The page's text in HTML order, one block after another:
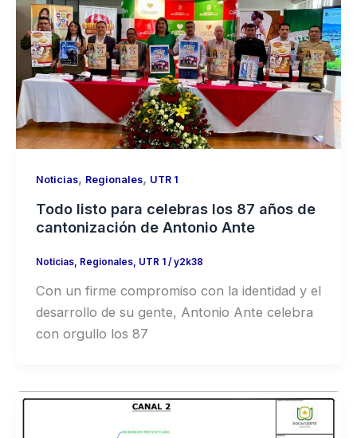
Noticias, Regionales, UTR 1
Todo listo para celebras los 87 años de
cantonización de Antonio Ante
Noticias, Regionales, UTR 1 / y2k38
Con un firme compromiso con la identidad y el
desarrollo de su gente, Antonio Ante celebra
con orgullo los 87